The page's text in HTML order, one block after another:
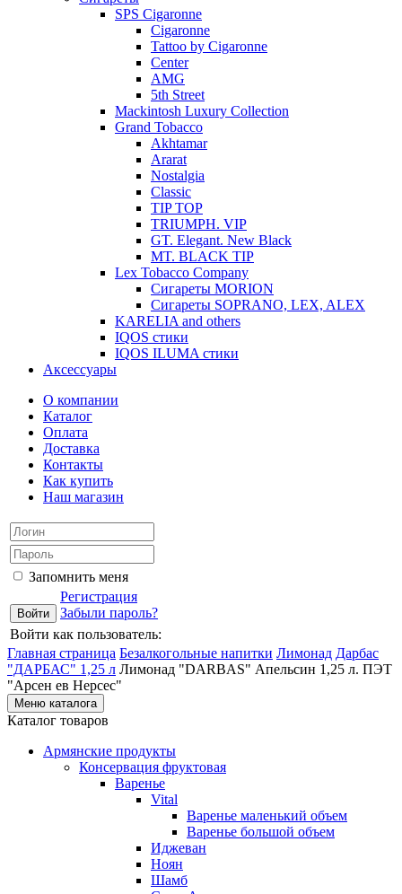
SPS Cigaronne
Сigaronne
Tattoo by Cigaronne
Center
AMG
5th Street
Mackintosh Luxury Collection
Grand Tobacco
Akhtamar
Ararat
Nostalgia
Classic
TIP TOP
TRIUMPH. VIP
GT. Elegant. New Black
MT. BLACK TIP
Lex Tobacco Company
Сигареты MORION
Сигареты SOPRANO, LEX, ALEX
KARELIA and others
IQOS стики
IQOS ILUMA стики
Аксессуары
О компании
Каталог
Оплата
Доставка
Контакты
Как купить
Наш магазин
Запомнить меня
Регистрация
Забыли пароль?
Войти как пользователь:
Главная страница Безалкогольные напитки Лимонад Дарбас
"ДАРБАС" 1,25 л Лимонад "DARBAS" Апельсин 1,25 л. ПЭТ
"Арсен ев Нерсес"
Меню каталога
Каталог товаров
Армянские продукты
Консервация фруктовая
Варенье
Vital
Варенье маленький объем
Варенье большой объем
Иджеван
Ноян
Шамб